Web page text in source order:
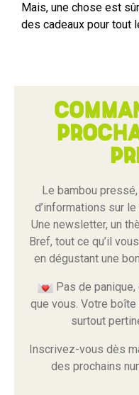
Mais, une chose est
des cadeaux pour tout
Le bambou
d’informations sur
Une newsletter, un
Bref, tout ce qu’il
en dégustant une
Pas de
que vous. Votre
surtout
Inscrivez-vous dès
des prochains